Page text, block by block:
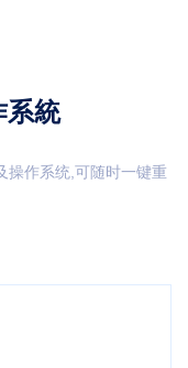
系統
操作系统,可随时一键重